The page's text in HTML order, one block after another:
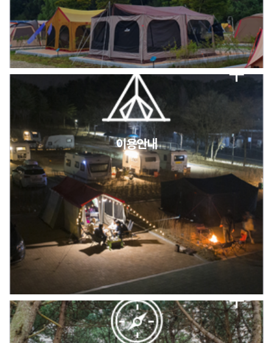
2026년 5월 캠핑장 안점 점검의 날 변경 안내
캠핑장(9월1일~6일) 미운영 공지
2026년 5월 캠핑장 안점 점검의 날 변경 안내
캠핑장(9월1일~6일) 미운영 공지
[6/1]전산시스템 점검 및 안정화에 따른 서비스 이용 제한 안내
이용안내